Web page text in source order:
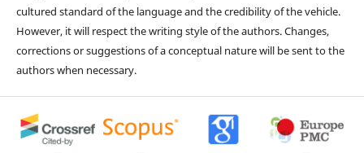
cultured standard of the language and the credibility of the vehicle.
However, it will respect the writing style of the authors. Changes,
corrections or suggestions of a conceptual nature will be sent to the
authors when necessary.